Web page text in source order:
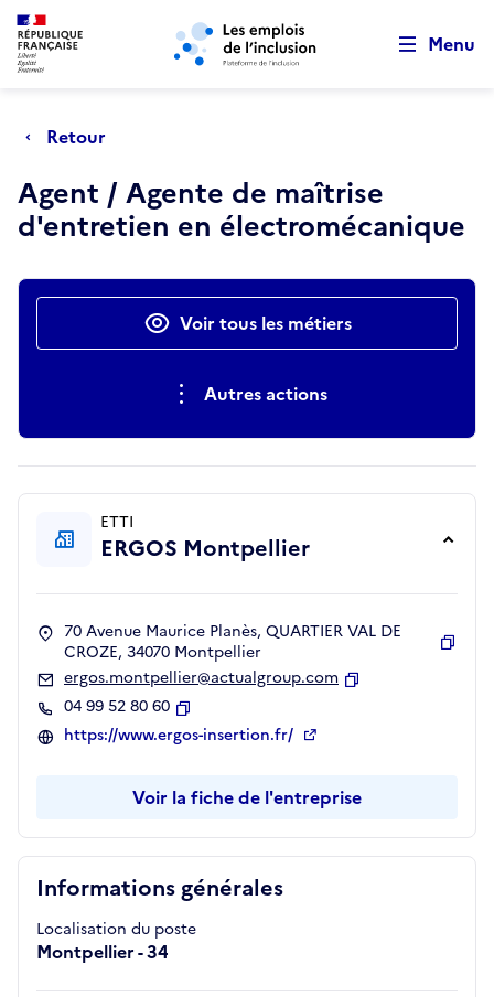
Aller au menu principal Aller au contenu principal
Menu
Retour
Agent / Agente de maîtrise
d'entretien en électromécanique
Actions rapidesVoir tous les métiers
Autres actions
Informations générales
Localisation du poste
Montpellier - 34
ETTI
ERGOS Montpellier
70 Avenue Maurice Planès, QUARTIER VAL DE
CROZE, 34070 Montpellier
ergos.montpellier@actualgroup.com
04 99 52 80 60
Copier
https://www.ergos-insertion.fr/
Voir la fiche de l'entreprise
Retour au début de la page
Panneau de gestion des cookies